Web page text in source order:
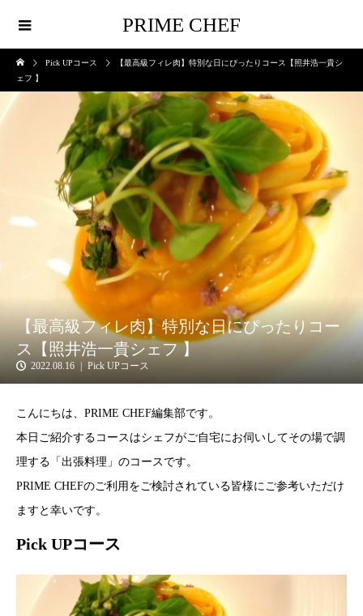
PRIME CHEF
Pick UPコース
【最高級フィレ肉】特別な日にぴったりコース【照井浩一貴シ
ェフ 】
【最高級フィレ肉】特別な日にぴったりコー
ス【照井浩一貴シェフ 】
2022.08.16 Pick UPコース
こんにちは、PRIME CHEF編集部です。
本日ご紹介するコースはシェフがご自宅にお伺いしてその場で調
理する「出張料理」のコースです。
PRIME CHEFのご利用をご検討されている皆様にご参考いただけ
ますと幸いです。
Pick UPコース